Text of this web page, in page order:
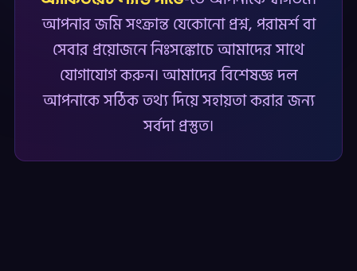
আপনার জমি সংক্রান্ত যেকোনো প্রশ্ন, পরামর্শ বা
সেবার প্রয়োজনে নিঃসঙ্কোচে আমাদের সাথে
যোগাযোগ করুন। আমাদের বিশেষজ্ঞ দল
আপনাকে সঠিক তথ্য দিয়ে সহায়তা করার জন্য
সর্বদা প্রস্তুত।